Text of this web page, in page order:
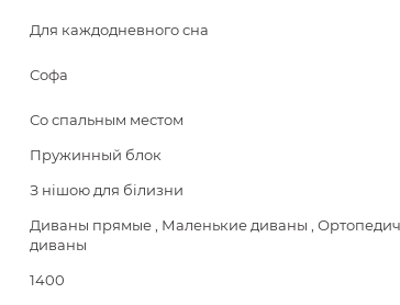
Для каждодневного сна
Софа
Со спальным местом
Пружинный блок
З нішою для білизни
Диваны прямые , Маленькие диваны ,
диваны
1400